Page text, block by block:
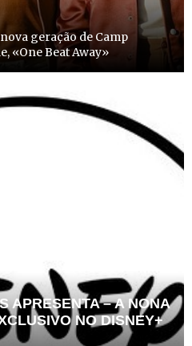
geração de Camp
«One Beat Away»
APRESENTA – A NONA
NO DISNEY+